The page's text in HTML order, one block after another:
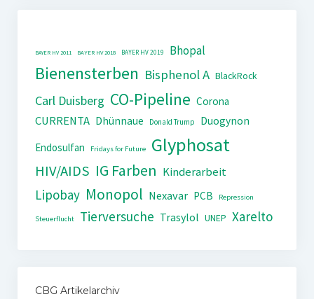
BAYER HV 2011 BAYER HV 2018 BAYER HV 2019 Bhopal
Bienensterben Bisphenol A BlackRock
Carl Duisberg CO-Pipeline Corona
CURRENTA Dhünnaue Donald Trump
Duogynon
Endosulfan
Fridays for Future Glyphosat
HIV/AIDS IG Farben Kinderarbeit
Lipobay Monopol Nexavar PCB Repression
Steuerflucht Tierversuche Trasylol UNEP Xarelto
CBG Artikelarchiv